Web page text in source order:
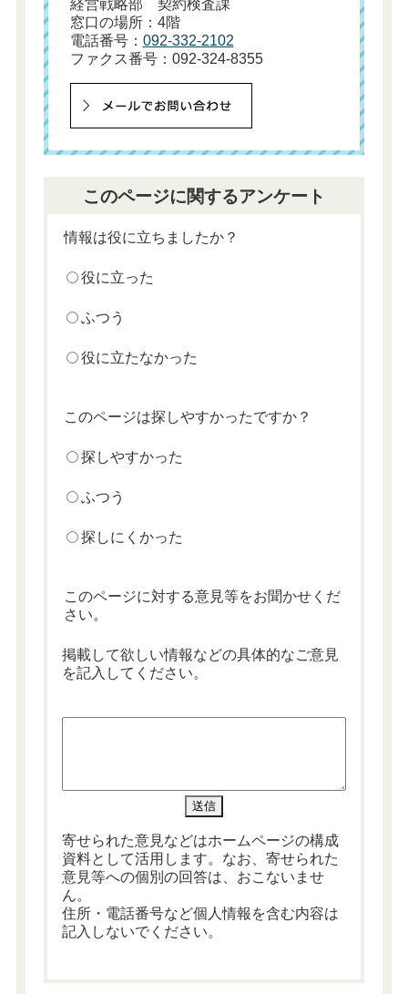
経営戦略部 契約検査課
窓口の場所：4階
電話番号： 092-332-2102
ファクス番号：092-324-8355
このページに関するアンケート
情報は役に立ちましたか？
役に立った
ふつう
役に立たなかった
このページは探しやすかったですか？
探しやすかった
ふつう
探しにくかった
このページに対する意見等をお聞かせくだ
さい。
掲載して欲しい情報などの具体的なご意見
を記入してください。
寄せられた意見などはホームページの構成
資料として活用します。なお、寄せられた
意見等への個別の回答は、おこないませ
ん。
住所・電話番号など個人情報を含む内容は
記入しないでください。